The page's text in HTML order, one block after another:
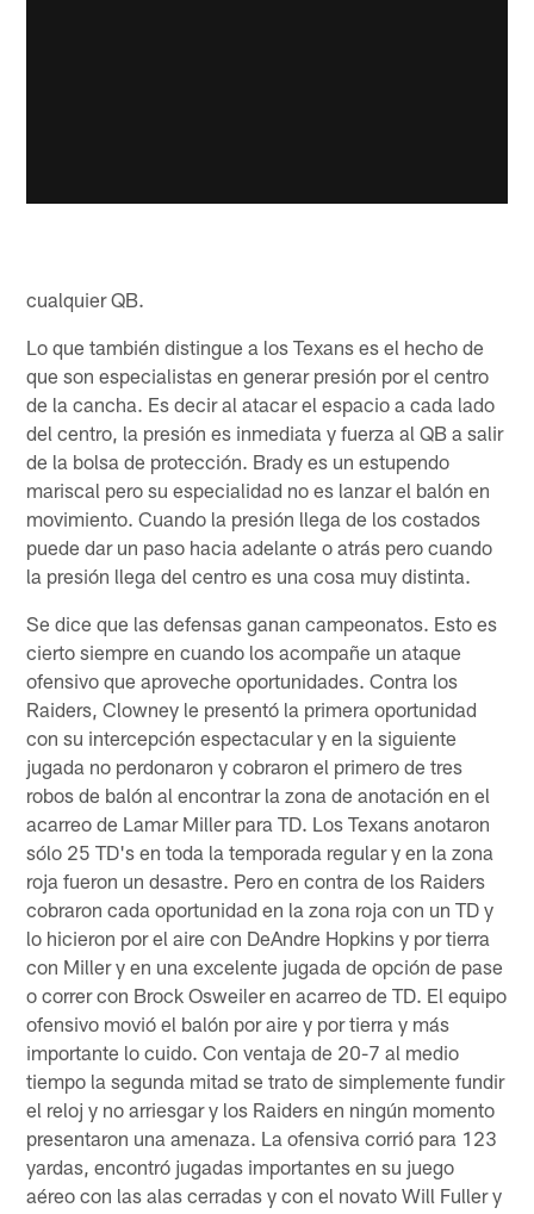
cualquier QB.
Lo que también distingue a los Texans es el hecho de
que son especialistas en generar presión por el centro
de la cancha. Es decir al atacar el espacio a cada lado
del centro, la presión es inmediata y fuerza al QB a salir
de la bolsa de protección. Brady es un estupendo
mariscal pero su especialidad no es lanzar el balón en
movimiento. Cuando la presión llega de los costados
puede dar un paso hacia adelante o atrás pero cuando
la presión llega del centro es una cosa muy distinta.
Se dice que las defensas ganan campeonatos. Esto es
cierto siempre en cuando los acompañe un ataque
ofensivo que aproveche oportunidades. Contra los
Raiders, Clowney le presentó la primera oportunidad
con su intercepción espectacular y en la siguiente
jugada no perdonaron y cobraron el primero de tres
robos de balón al encontrar la zona de anotación en el
acarreo de Lamar Miller para TD. Los Texans anotaron
sólo 25 TD's en toda la temporada regular y en la zona
roja fueron un desastre. Pero en contra de los Raiders
cobraron cada oportunidad en la zona roja con un TD y
lo hicieron por el aire con DeAndre Hopkins y por tierra
con Miller y en una excelente jugada de opción de pase
o correr con Brock Osweiler en acarreo de TD. El equipo
ofensivo movió el balón por aire y por tierra y más
importante lo cuido. Con ventaja de 20-7 al medio
tiempo la segunda mitad se trato de simplemente fundir
el reloj y no arriesgar y los Raiders en ningún momento
presentaron una amenaza. La ofensiva corrió para 123
yardas, encontró jugadas importantes en su juego
aéreo con las alas cerradas y con el novato Will Fuller y